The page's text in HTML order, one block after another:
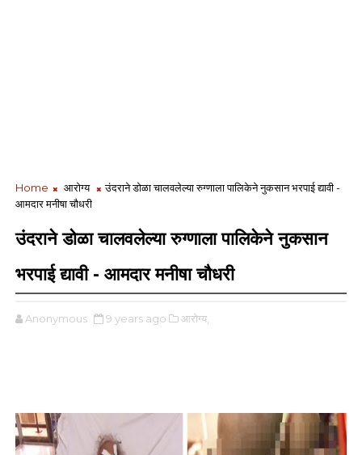
Home आरोग्य
उंदराने डोळा चालवलेल्या रुग्णाला पालिकेने नुकसान भरपाई द्यावी -
आमदार मनीषा चौधरी
उंदराने डोळा चालवलेल्या रुग्णाला पालिकेने नुकसान
भरपाई द्यावी - आमदार मनीषा चौधरी
Anonymous 9 years ago आरोग्य,